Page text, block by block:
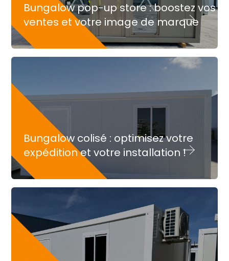
Bungalow pop-up store : boostez vos
ventes et votre image de marque
Bungalow colisé : optimisez votre
expédition et votre installation !